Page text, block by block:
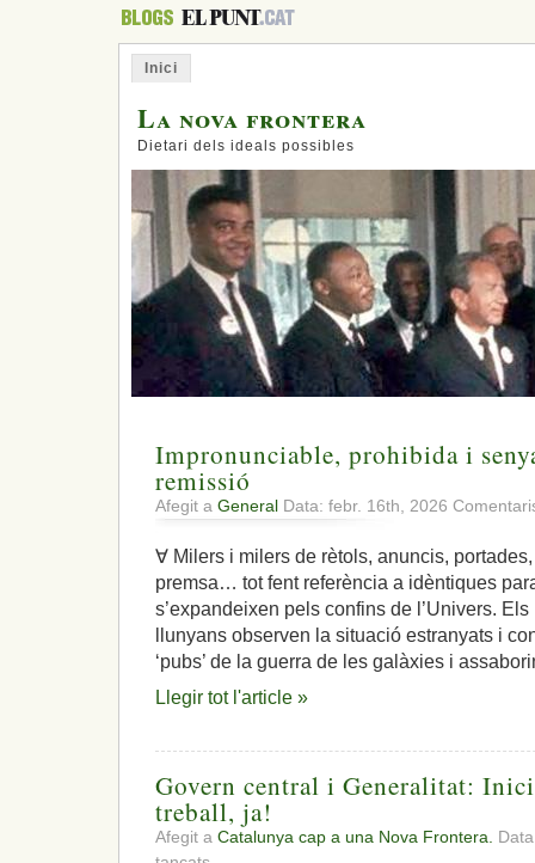
Inici
La nova frontera
Dietari dels ideals possibles
Impronunciable, prohibida i
remissió
Afegit a General Data: febr. 16th, 2026
∀ Milers i milers de rètols, anuncis,
premsa… tot fent referència a idèntiques
s’expandeixen pels confins de l’Univers.
llunyans observen la situació estranyats i
‘pubs’ de la guerra de les galàxies i
Llegir tot l'article »
Govern central i Generalitat:
treball, ja!
Afegit a Catalunya cap a una Nova Frontera.